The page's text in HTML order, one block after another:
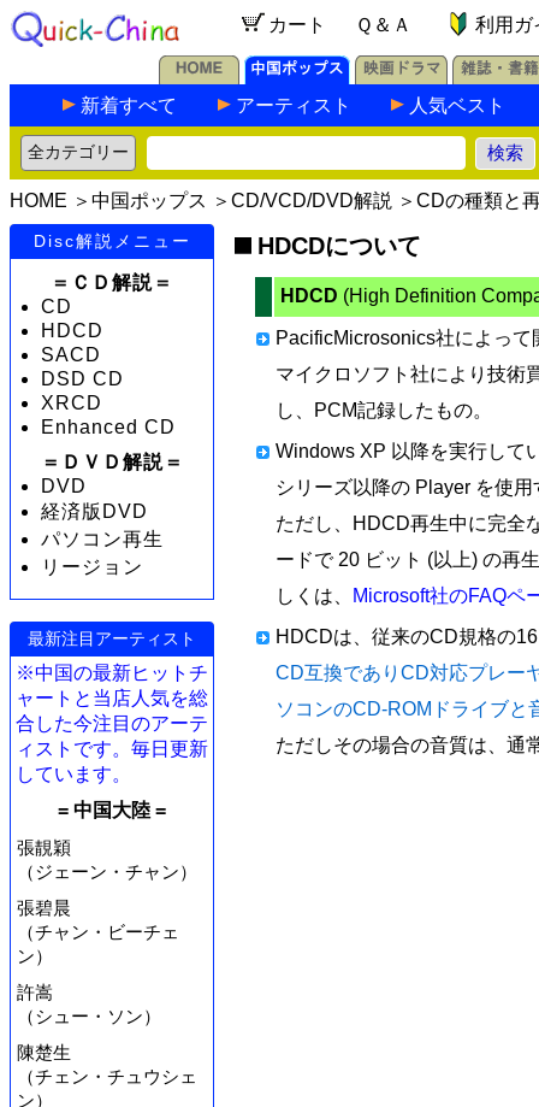
カート Ｑ＆Ａ 利用ガ
新着すべて アーティスト 人気ベスト
HOME ＞ 中国ポップス ＞ CD/VCD/DVD解説 ＞ CDの種類と
Disc解説メニュー
＝ＣＤ解説＝
CD
HDCD
SACD
DSD CD
XRCD
Enhanced CD
＝ＤＶＤ解説＝
DVD
経済版DVD
パソコン再生
リージョン
最新注目アーティスト
※中国の最新ヒットチ
ャートと当店人気を総
合した今注目のアーテ
ィストです。毎日更新
しています。
= 中国大陸 =
張靚穎
（ジェーン・チャン）
張碧晨
（チャン・ビーチェ
ン）
許嵩
（シュー・ソン）
陳楚生
（チェン・チュウシェ
ン）
HDCDについて
HDCD (High Definition
PacificMicrosonics社によっ
マイクロソフト社により技術
し、PCM記録したもの。
Windows XP 以降を実行して
シリーズ以降の Player を使
ただし、HDCD再生中に完全
ードで 20 ビット (以上) の再
しくは、
Microsoft社のFAQペ
HDCDは、従来のCD規格の
CD互換でありCD対応プレー
ソコンのCD-ROMドライブと
ただしその場合の音質は、通